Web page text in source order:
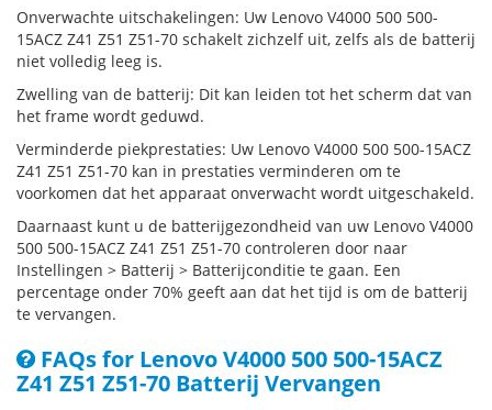
Onverwachte uitschakelingen: Uw Lenovo V4000 500 500-
15ACZ Z41 Z51 Z51-70 schakelt zichzelf uit, zelfs als de batterij
niet volledig leeg is.
Zwelling van de batterij: Dit kan leiden tot het scherm dat van
het frame wordt geduwd.
Verminderde piekprestaties: Uw Lenovo V4000 500 500-15ACZ
Z41 Z51 Z51-70 kan in prestaties verminderen om te
voorkomen dat het apparaat onverwacht wordt uitgeschakeld.
Daarnaast kunt u de batterijgezondheid van uw Lenovo V4000
500 500-15ACZ Z41 Z51 Z51-70 controleren door naar
Instellingen > Batterij > Batterijconditie te gaan. Een
percentage onder 70% geeft aan dat het tijd is om de batterij
te vervangen.
FAQs for Lenovo V4000 500 500-15ACZ
Z41 Z51 Z51-70 Batterij Vervangen